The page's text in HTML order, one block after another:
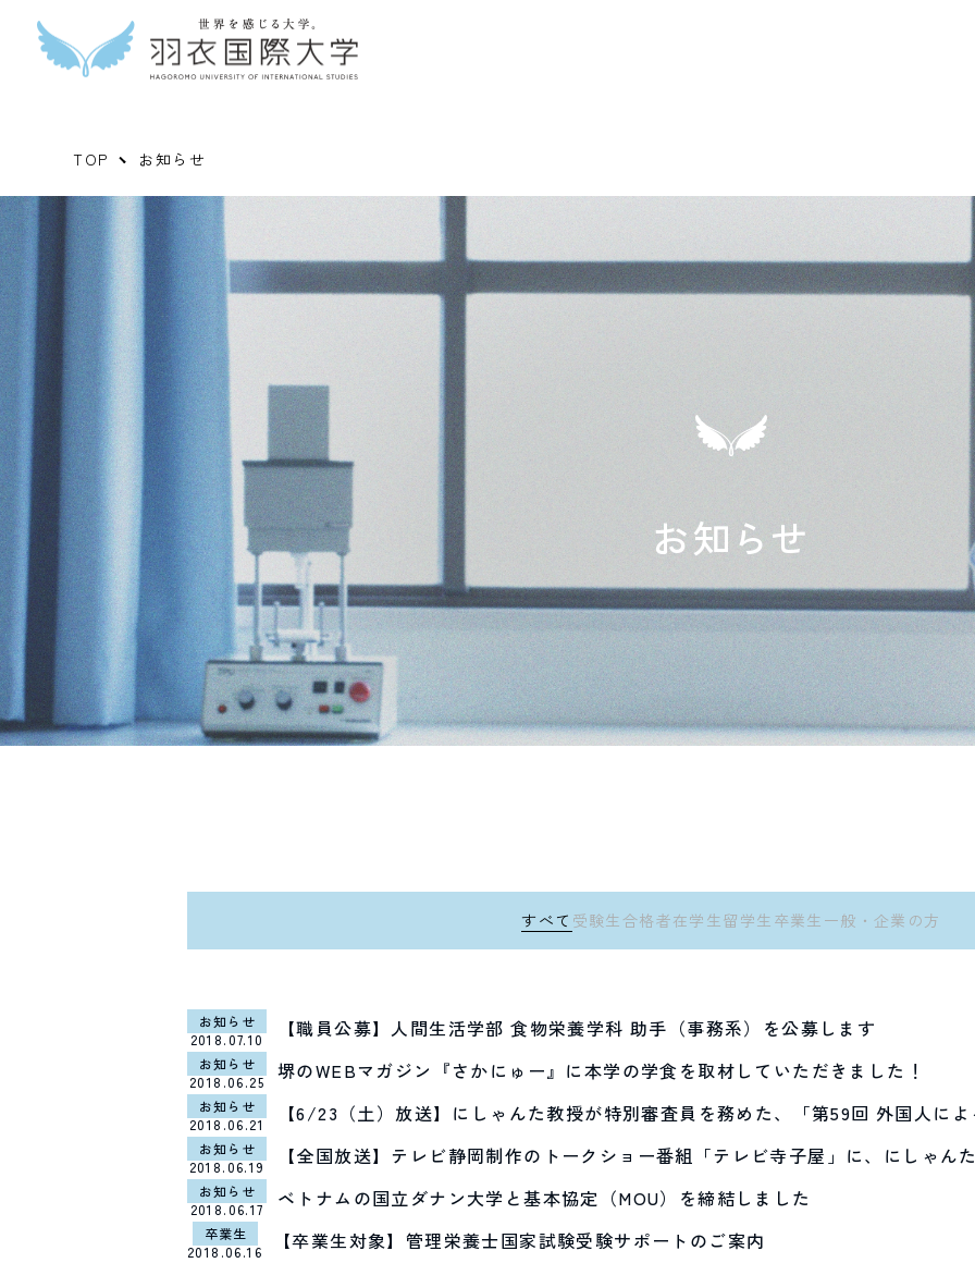
TOP お知らせ
お知らせ
すべて 受験生合格者在学生留学生 卒業生 一般・企業の方
お知らせ
2018.07.10
【職員公募】人間生活学部 食物栄養学科 助手（事務系）を公募します
お知らせ
2018.06.25
堺のWEBマガジン『さかにゅー』に本学の学食を取材していただきました！
お知らせ
2018.06.21
【6/23（土）放送】にしゃんた教授が特別審査員を務めた、「第59回 外国人に
お知らせ
2018.06.19
【全国放送】テレビ静岡制作のトークショー番組「テレビ寺子屋」に、にしゃ
お知らせ
2018.06.17
ベトナムの国立ダナン大学と基本協定（MOU）を締結しました
卒業生
2018.06.16
【卒業生対象】管理栄養士国家試験受験サポートのご案内